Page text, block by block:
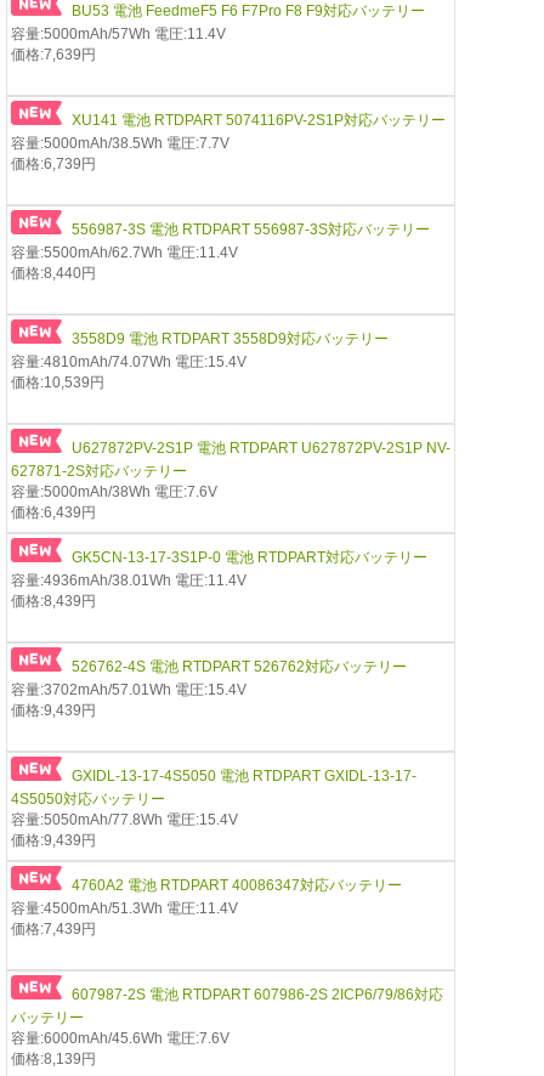
BU53 電池 FeedmeF5 F6 F7Pro F8 F9対応バッテリー
容量:5000mAh/57Wh 電圧:11.4V
価格:7,639円
XU141 電池 RTDPART 5074116PV-2S1P対応バッテリー
容量:5000mAh/38.5Wh 電圧:7.7V
価格:6,739円
556987-3S 電池 RTDPART 556987-3S対応バッテリー
容量:5500mAh/62.7Wh 電圧:11.4V
価格:8,440円
3558D9 電池 RTDPART 3558D9対応バッテリー
容量:4810mAh/74.07Wh 電圧:15.4V
価格:10,539円
U627872PV-2S1P 電池 RTDPART U627872PV-2S1P NV-
627871-2S対応バッテリー
容量:5000mAh/38Wh 電圧:7.6V
価格:6,439円
GK5CN-13-17-3S1P-0 電池 RTDPART対応バッテリー
容量:4936mAh/38.01Wh 電圧:11.4V
価格:8,439円
526762-4S 電池 RTDPART 526762対応バッテリー
容量:3702mAh/57.01Wh 電圧:15.4V
価格:9,439円
GXIDL-13-17-4S5050 電池 RTDPART GXIDL-13-17-
4S5050対応バッテリー
容量:5050mAh/77.8Wh 電圧:15.4V
価格:9,439円
4760A2 電池 RTDPART 40086347対応バッテリー
容量:4500mAh/51.3Wh 電圧:11.4V
価格:7,439円
607987-2S 電池 RTDPART 607986-2S 2ICP6/79/86対応
バッテリー
容量:6000mAh/45.6Wh 電圧:7.6V
価格:8,139円